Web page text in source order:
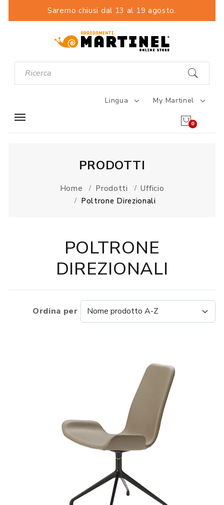
Saremo chiusi dal 13 al 19 agosto.
Lingua My Martinel
0
PRODOTTI
Home Prodotti
Ufficio
Poltrone Direzionali
POLTRONE
DIREZIONALI
Ordina per